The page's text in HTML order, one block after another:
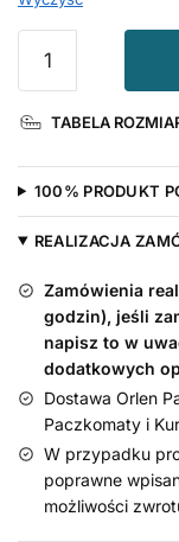
Koszulka
Kocham
Mojego
z
Sercem
TABELA
100% PRODUKT
REALIZACJA
Zamówienia
godzin), jeśli
napisz to w
dodatkowych
Dostawa Orlen
Paczkomaty i
W przypadku
poprawne
możliwości